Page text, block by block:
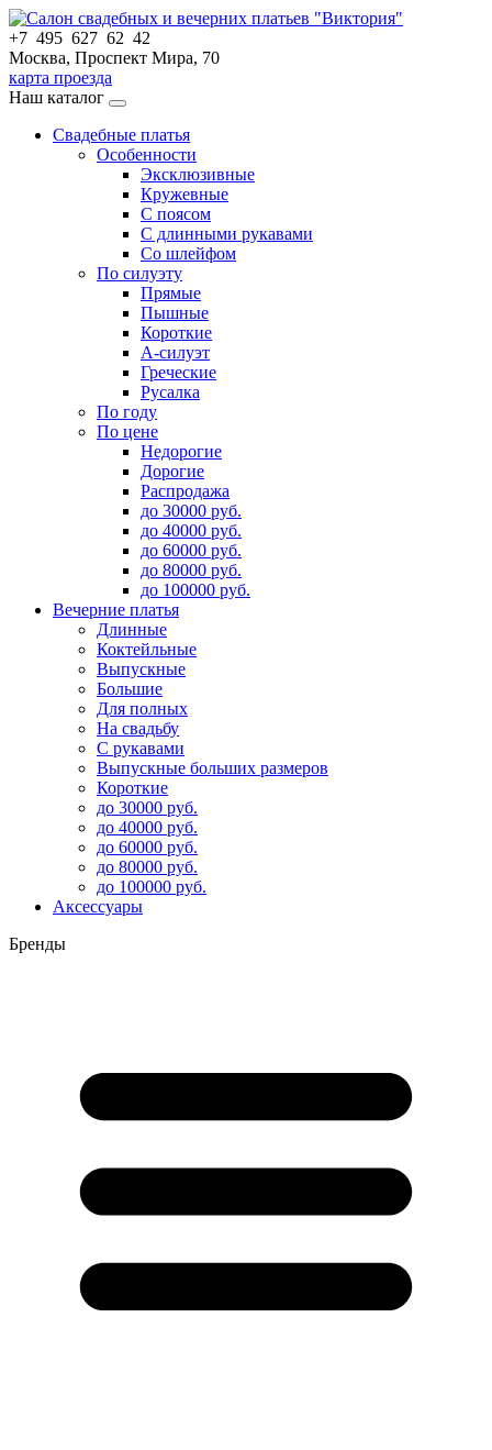
+7 495 627 62 42
Москва, Проспект Мира, 70
карта проезда
Наш каталог
Свадебные платья
Особенности
Эксклюзивные
Кружевные
С поясом
С длинными рукавами
Со шлейфом
По силуэту
Прямые
Пышные
Короткие
А-силуэт
Греческие
Русалка
По году
По цене
Недорогие
Дорогие
Распродажа
до 30000 руб.
до 40000 руб.
до 60000 руб.
до 80000 руб.
до 100000 руб.
Вечерние платья
Длинные
Коктейльные
Выпускные
Большие
Для полных
На свадьбу
С рукавами
Выпускные больших размеров
Короткие
до 30000 руб.
до 40000 руб.
до 60000 руб.
до 80000 руб.
до 100000 руб.
Аксессуары
Бренды